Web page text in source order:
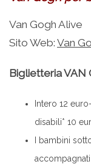
Van Gogh Alive
Sito Web: Van
Biglietteria VAN
Intero 12
disabili* 10
I bambini